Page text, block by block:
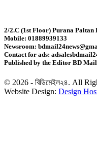
বগুড়ায় বাসচাপায়
জন্মসূত্রে মার্কিন
ট্রাম্প
জুলাই
2/2.C (1st Floor) Purana Paltan
Mobile: 01889939133
Newsroom:
Contact for ads:
Published by the Editor BD
© 2026 - বিডিমেইল২৪. All
Website Design: Design